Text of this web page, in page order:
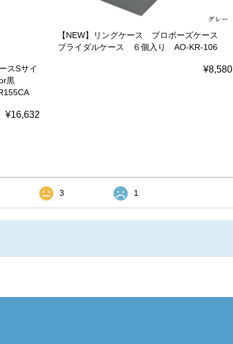
スSサイ
黒
¥16,632
【NEW】リングケース プロポーズケース
ブライダルケース ６個入り AO-KR-106
¥8,580
3 1